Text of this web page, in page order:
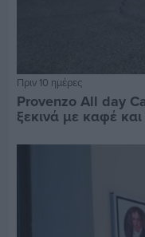
Πριν 10 ημέρες
Provenzo All day
ξεκινά με καφέ